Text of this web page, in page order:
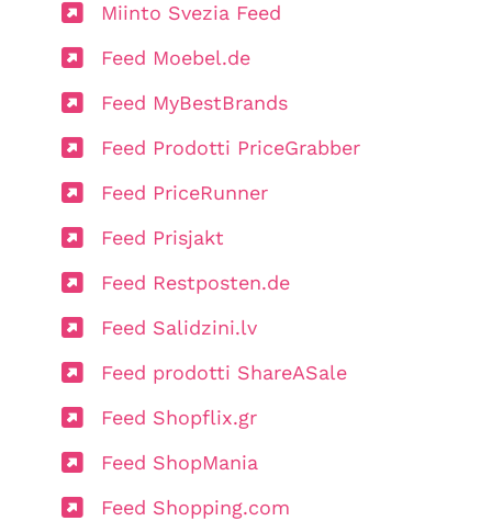
Miinto Svezia Feed
Feed Moebel.de
Feed MyBestBrands
Feed Prodotti PriceGrabber
Feed PriceRunner
Feed Prisjakt
Feed Restposten.de
Feed Salidzini.lv
Feed prodotti ShareASale
Feed Shopflix.gr
Feed ShopMania
Feed Shopping.com